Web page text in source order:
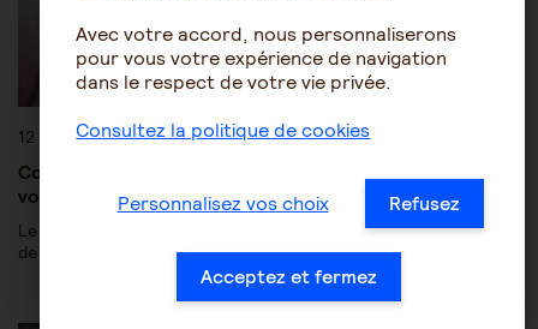
12 octobre 2020
Comment mieux détecter et définir les tremblements de
votre proche âgé ?
Le tremblement est un mouvement involontaire d’une partie ou
de tout le corps. Celui-ci peut aussi toucher la voix. Ce…
Avec votre accord, nous personnaliserons
pour vous votre expérience de navigation
dans le respect de votre vie privée.
Consultez la politique de cookies
Personnalisez vos choix Refusez
Acceptez et fermez